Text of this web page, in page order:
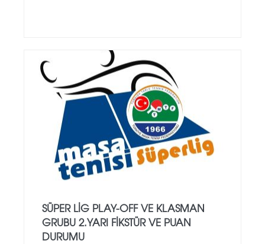
SÜPER LIG PLAY-OFF VE KLASMAN
GRUBU 2.YARI FIKSTÜR VE PUAN
DURUMU